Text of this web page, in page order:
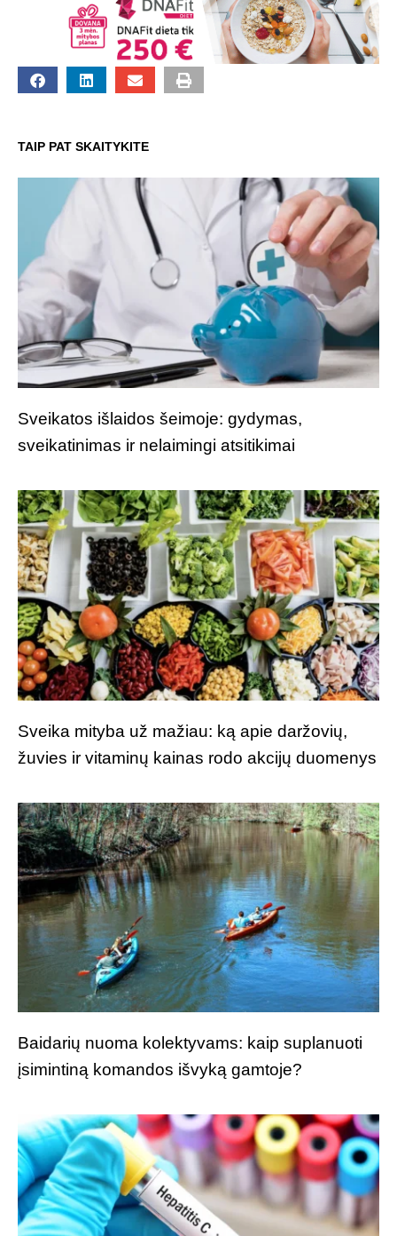
TAIP PAT SKAITYKITE
Sveikatos išlaidos šeimoje: gydymas,
sveikatinimas ir nelaimingi atsitikimai
Sveika mityba už mažiau: ką apie daržovių,
žuvies ir vitaminų kainas rodo akcijų duomenys
Baidarių nuoma kolektyvams: kaip suplanuoti
įsimintiną komandos išvyką gamtoje?